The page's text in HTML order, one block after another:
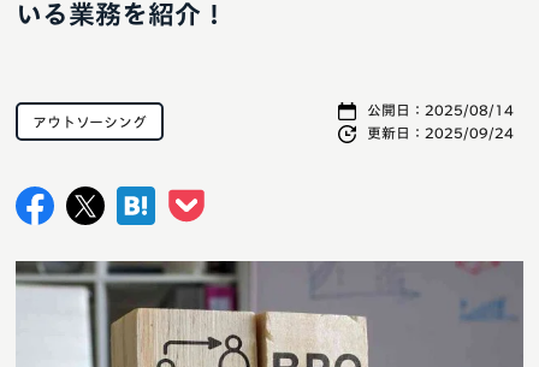
いる業務を紹介！
公開日： 2025/08/14
更新日： 2025/09/24
アウトソーシング